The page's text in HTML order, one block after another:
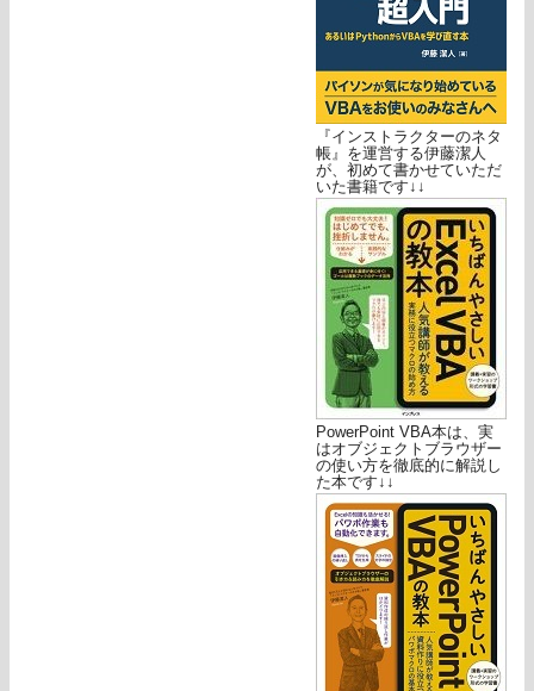
『インストラクターのネタ
帳』を運営する伊藤潔人
が、初めて書かせていただ
いた書籍です↓↓
PowerPoint VBA本は、実
はオブジェクトブラウザー
の使い方を徹底的に解説し
た本です↓↓